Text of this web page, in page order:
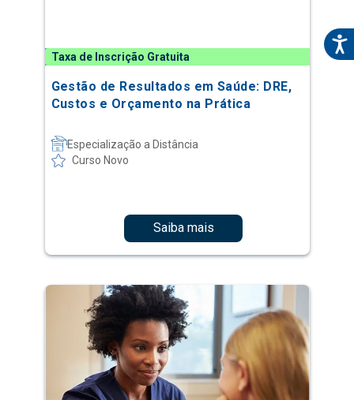
Taxa de Inscrição Gratuita
Gestão de Resultados em Saúde: DRE,
Custos e Orçamento na Prática
Especialização a Distância
Curso Novo
Saiba mais